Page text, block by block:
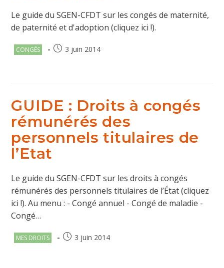
Le guide du SGEN-CFDT sur les congés de maternité,
de paternité et d'adoption (cliquez ici !).
Post
CONGÉS
Publication
3 juin 2014
GUIDE : Droits à congés
rémunérés des
personnels titulaires de
l’Etat
Le guide du SGEN-CFDT sur les droits à congés
rémunérés des personnels titulaires de l’État (cliquez
ici !). Au menu : - Congé annuel - Congé de maladie -
Congé…
Post
MES DROITS
Publication
3 juin 2014